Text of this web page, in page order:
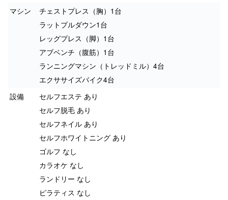
マシン
チェストプレス（胸）1台
ラットプルダウン1台
レッグプレス（脚）1台
アブベンチ（腹筋）1台
ランニングマシン（トレッドミル）4台
エクササイズバイク4台
設備
セルフエステ あり
セルフ脱毛 あり
セルフネイル あり
セルフホワイトニング あり
ゴルフ なし
カラオケ なし
ランドリー なし
ピラティス なし